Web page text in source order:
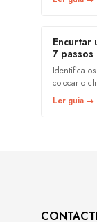
Encurtar
7 passos
Identifica
colocar o
Ler guia →